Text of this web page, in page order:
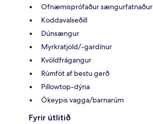
Ofnæmisprófaður sængurfatnaður
Koddavalseðill
Dúnsængur
Myrkratjöld/-gardínur
Kvöldfrágangur
Rúmföt af bestu gerð
Pillowtop-dýna
Ókeypis vagga/barnarúm
Fyrir útlitið